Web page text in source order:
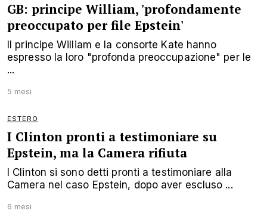
GB: principe William, 'profondamente
preoccupato per file Epstein'
Il principe William e la consorte Kate hanno
espresso la loro "profonda preoccupazione" per le
...
5 mesi
ESTERO
I Clinton pronti a testimoniare su
Epstein, ma la Camera rifiuta
I Clinton si sono detti pronti a testimoniare alla
Camera nel caso Epstein, dopo aver escluso ...
6 mesi